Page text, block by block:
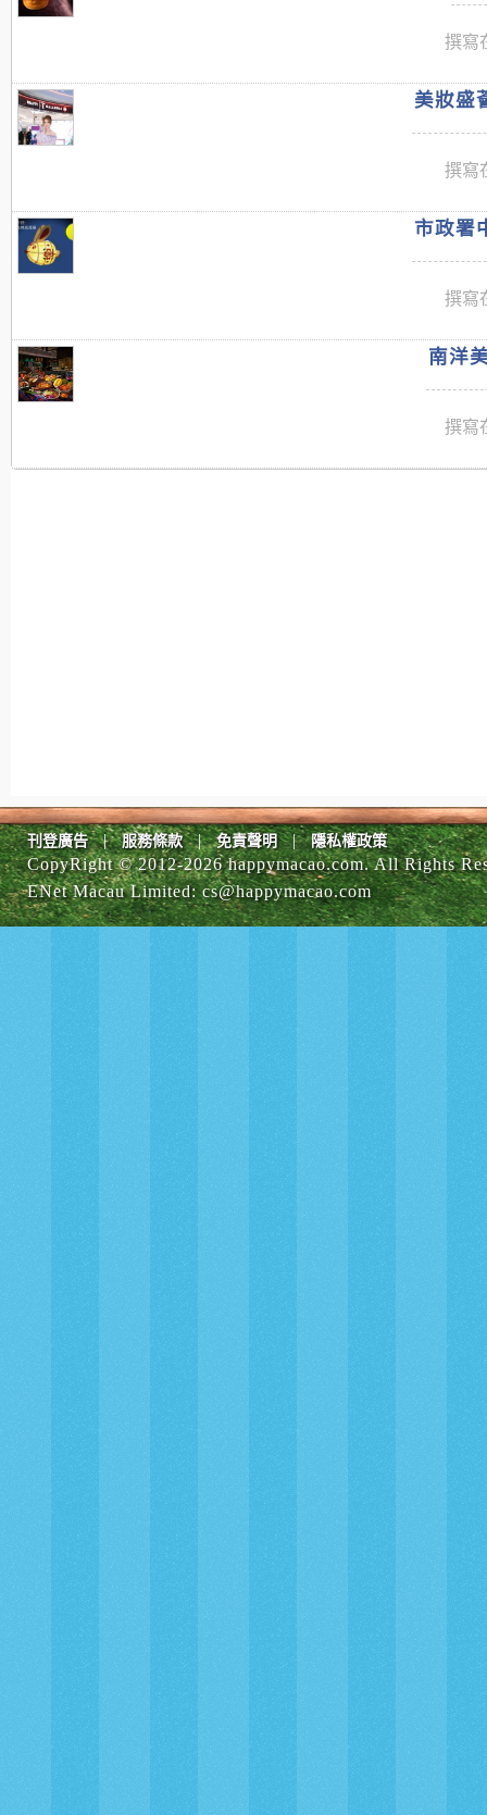
撰寫
美妝盛
撰寫
市政署
撰寫
南洋
撰寫
刊登廣告 | 服務條款 | 免責聲明 | 隱私權政策
CopyRight © 2012-2026 happymacao.com. All Rights
ENet Macau Limited:cs@happymacao.com